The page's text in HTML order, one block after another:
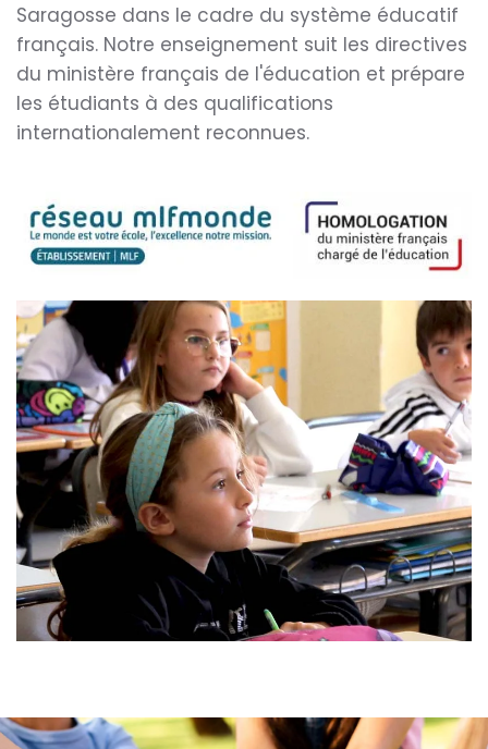
Saragosse dans le cadre du système éducatif
français. Notre enseignement suit les directives
du ministère français de l'éducation et prépare
les étudiants à des qualifications
internationalement reconnues.